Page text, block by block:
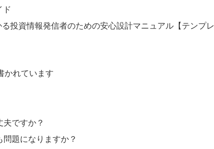
ド
る投資情報発信者のための安心設計マニュアル【テンプレ
かれています
ですか？
題になりますか？